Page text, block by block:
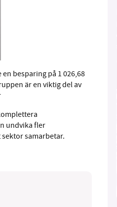
besparing på 1 026,68
är en viktig del av
undvika fler
samarbetar.